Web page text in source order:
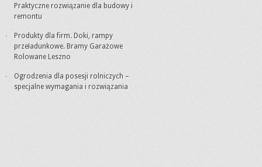
Praktyczne rozwiązanie dla budowy i
remontu
Produkty dla firm. Doki, rampy
przeładunkowe. Bramy Garażowe
Rolowane Leszno
Ogrodzenia dla posesji rolniczych –
specjalne wymagania i rozwiązania